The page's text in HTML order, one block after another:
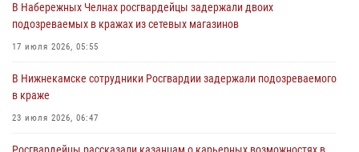
22 июля 2026, 07:41 6
В Набережных Челнах росгвардейцы задержали двоих
подозреваемых в кражах из сетевых магазинов
17 июля 2026, 05:55
В Нижнекамске сотрудники Росгвардии задержали подозреваемого
в краже
23 июля 2026, 06:47